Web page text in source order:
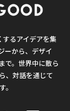
するアイデアを集
ーから、デザイ
で。世界中に散ら
、対話を通じて
。